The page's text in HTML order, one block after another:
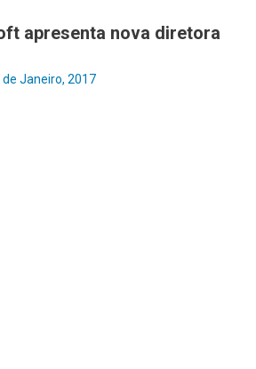
apresenta nova diretora
de Janeiro, 2017